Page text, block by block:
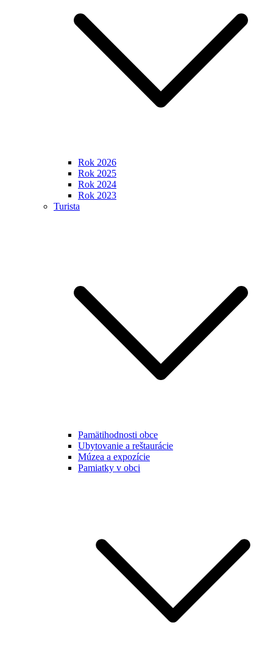
Rok 2026
Rok 2025
Rok 2024
Rok 2023
Turista
Pamätihodnosti obce
Ubytovanie a reštaurácie
Múzea a expozície
Pamiatky v obci